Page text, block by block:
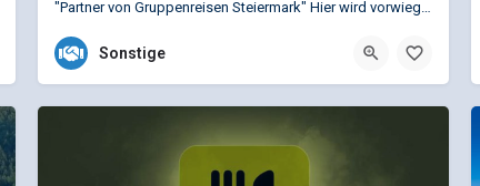
+43 (0)3577 81111
Bahnhofstraße 7, 8741 Weißkirchen in der Steiermark, Österreich
Sonstige